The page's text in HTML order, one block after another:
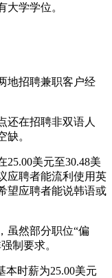
学学位。
招聘兼职客户经
在招聘非双语人
缺。
美元至30.48美
应聘者能流利使用英
望应聘者能说韩语或
然部分职位“偏
制要求。
时薪为25.00美元